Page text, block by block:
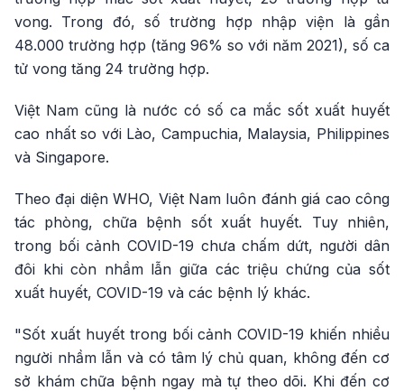
vong. Trong đó, số trường hợp nhập viện là gần
48.000 trường hợp (tăng 96% so với năm 2021), số ca
tử vong tăng 24 trường hợp.
Việt Nam cũng là nước có số ca mắc sốt xuất huyết
cao nhất so với Lào, Campuchia, Malaysia, Philippines
và Singapore.
Theo đại diện WHO, Việt Nam luôn đánh giá cao công
tác phòng, chữa bệnh sốt xuất huyết. Tuy nhiên,
trong bối cảnh COVID-19 chưa chấm dứt, người dân
đôi khi còn nhầm lẫn giữa các triệu chứng của sốt
xuất huyết, COVID-19 và các bệnh lý khác.
"Sốt xuất huyết trong bối cảnh COVID-19 khiến nhiều
người nhầm lẫn và có tâm lý chủ quan, không đến cơ
sở khám chữa bệnh ngay mà tự theo dõi. Khi đến cơ